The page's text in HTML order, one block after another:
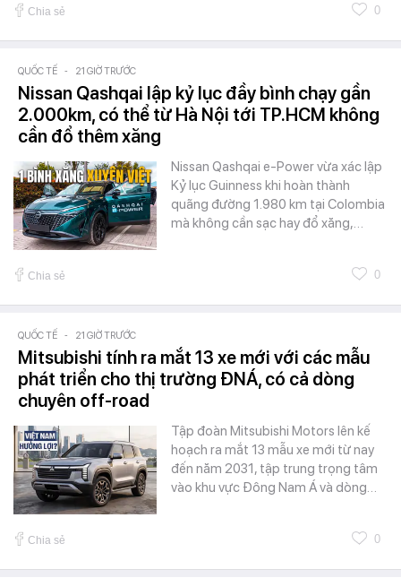
Chia sẻ 0
QUỐC TẾ - 21 GIỜ TRƯỚC
Nissan Qashqai lập kỷ lục đầy bình chạy gần
2.000km, có thể từ Hà Nội tới TP.HCM không
cần đổ thêm xăng
Nissan Qashqai e-Power vừa xác lập
Kỷ lục Guinness khi hoàn thành
quãng đường 1.980 km tại Colombia
mà không cần sạc hay đổ xăng,…
Chia sẻ 0
QUỐC TẾ - 21 GIỜ TRƯỚC
Mitsubishi tính ra mắt 13 xe mới với các mẫu
phát triển cho thị trường ĐNÁ, có cả dòng
chuyên off-road
Tập đoàn Mitsubishi Motors lên kế
hoạch ra mắt 13 mẫu xe mới từ nay
đến năm 2031, tập trung trọng tâm
vào khu vực Đông Nam Á và dòng…
Chia sẻ 0